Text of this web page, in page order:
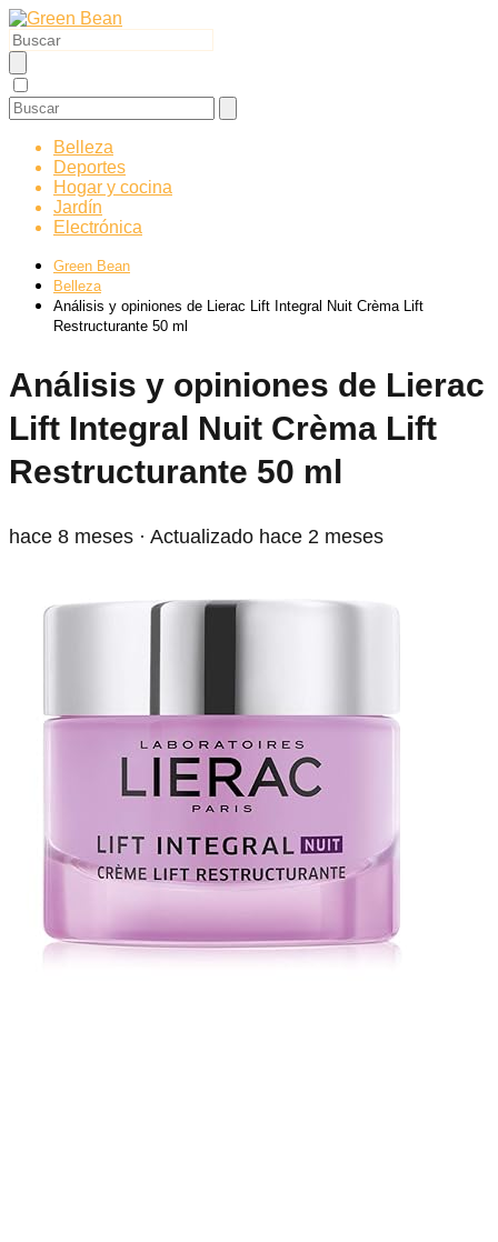
Belleza
Deportes
Hogar y cocina
Jardín
Electrónica
Green Bean
Belleza
Análisis y opiniones de Lierac Lift Integral Nuit Crèma Lift
Restructurante 50 ml
Análisis y opiniones de Lierac
Lift Integral Nuit Crèma Lift
Restructurante 50 ml
hace 8 meses · Actualizado hace 2 meses